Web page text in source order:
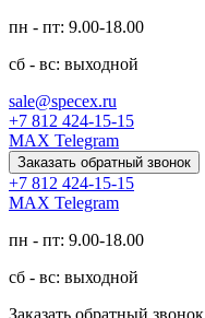
пн - пт: 9.00-18.00
сб - вс: выходной
sale@specex.ru
+7 812 424-15-15
MAX Telegram
Заказать обратный звонок
+7 812 424-15-15
MAX Telegram
пн - пт: 9.00-18.00
сб - вс: выходной
Заказать обратный звонок